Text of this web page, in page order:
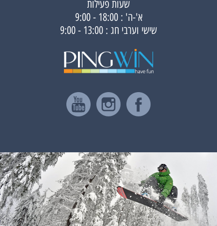
שעות פעילות
א'-ה' : 18:00 - 9:00
שישי וערבי חג : 13:00 - 9:00